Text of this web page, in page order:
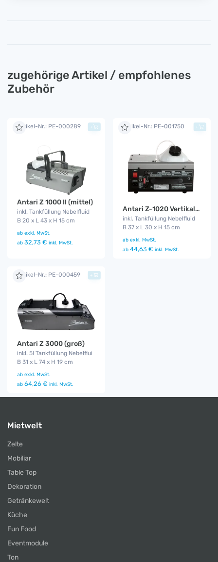
zugehörige Artikel / empfohlenes
Zubehör
Artikel-Nr.: PE-000289
Antari Z 1000 II (mittel)
inkl. Tankfüllung Nebelfluid
B 20 x L 43 x H 15 cm
ab exkl. MwSt.
ab 32,73 € inkl. MwSt.
+ Artikel-Nr.: PE-001750
Antari Z-1020 Vertikal Fog Jet
inkl. Tankfüllung Nebelfluid
B 37 x L 30 x H 15 cm
ab exkl. MwSt.
ab 44,63 € inkl. MwSt.
+
Artikel-Nr.: PE-000459
Antari Z 3000 (groß)
inkl. 5l Tankfüllung Nebelflui
B 31 x L 74 x H 19 cm
ab exkl. MwSt.
ab 64,26 € inkl. MwSt.
+
Mietwelt
Zelte
Mobiliar
Table Top
Dekoration
Getränkewelt
Küche
Fun Food
Eventmodule
Ton